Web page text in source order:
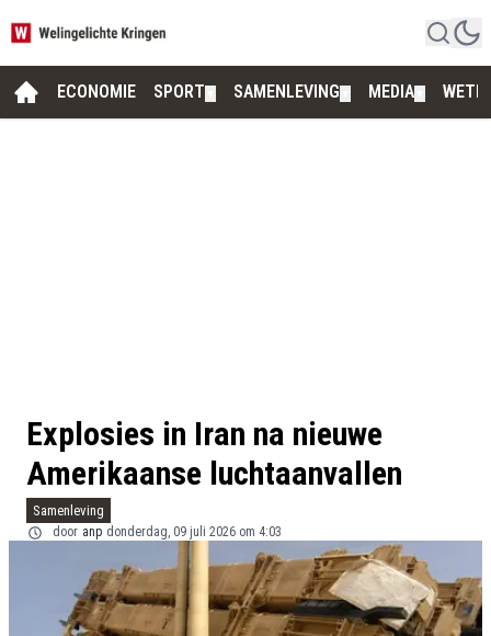
ECONOMIE SPORT SAMENLEVING MEDIA
Explosies in Iran na nieuwe
Amerikaanse luchtaanvallen
Samenleving
door anp donderdag, 09 juli 2026 om 4:03